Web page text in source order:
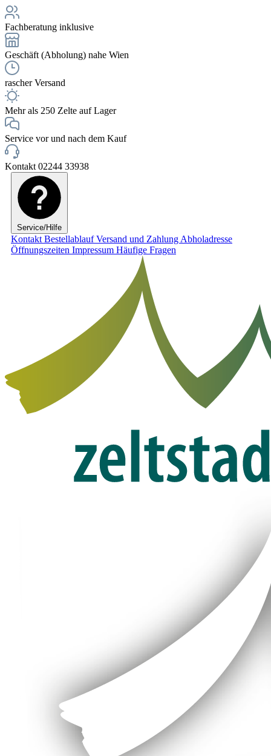
Fachberatung inklusive
Geschäft (Abholung) nahe Wien
rascher Versand
Mehr als 250 Zelte auf Lager
Service vor und nach dem Kauf
Kontakt 02244 33938
Service/Hilfe
Kontakt BestellablaufVersand und Zahlung Abholadresse
Öffnungszeiten Impressum Häufige Fragen